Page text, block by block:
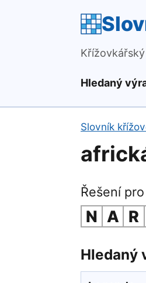
Hledaný
Slovník
Řešení pro
N A R
Hledaný